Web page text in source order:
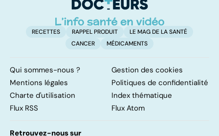
RECETTES RAPPEL PRODUIT
LE MAG DE LA SANTÉ
CANCER
MÉDICAMENTS
Qui sommes-nous ?
Gestion des cookies
Mentions légales
Politiques de confidentialité
Charte d'utilisation
Index thématique
Flux RSS
Flux Atom
Retrouvez-nous sur